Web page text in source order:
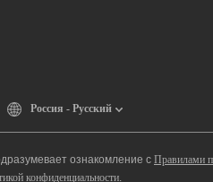
Россия - Русский
ознакомление с Правилами
конфиденциальности.